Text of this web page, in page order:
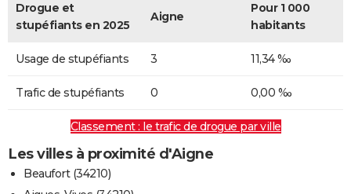
Drogue et
stupéfiants en 2025
Aigne
Pour 1 000
habitants
Usage de stupéfiants 3 11,34 ‰
Trafic de stupéfiants 0 0,00 ‰
Classement : le trafic de drogue par ville
Les villes à proximité d'Aigne
Beaufort (34210)